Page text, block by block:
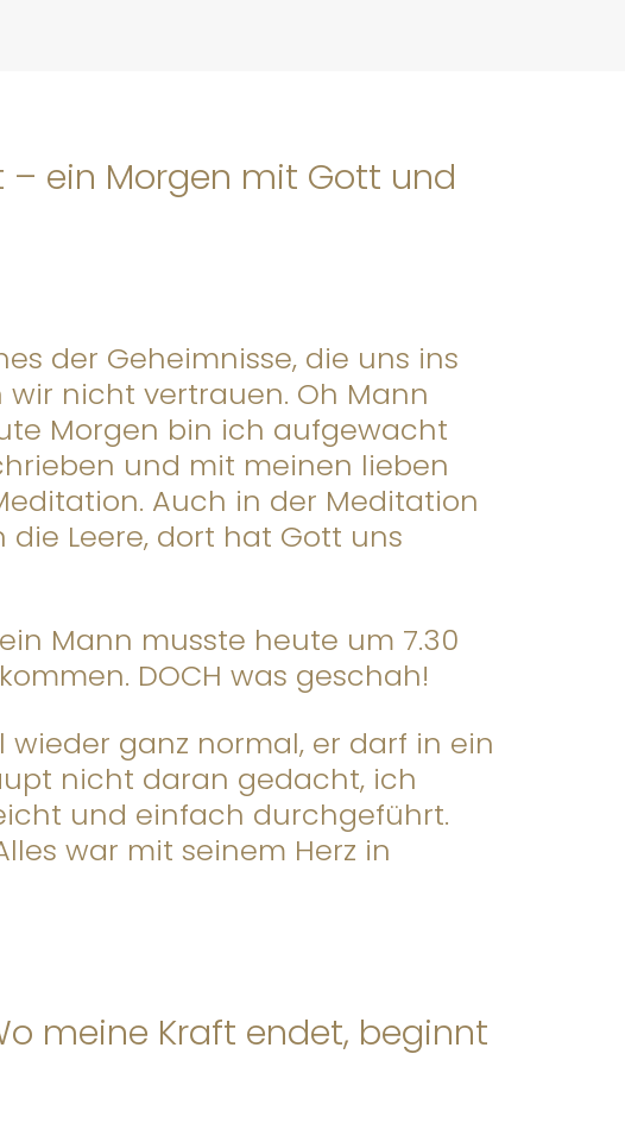
– ein Morgen mit Gott und
der Geheimnisse, die uns ins
nicht vertrauen. Oh Mann
Morgen bin ich aufgewacht
und mit meinen lieben
Auch in der Meditation
Leere, dort hat Gott uns
Mann musste heute um 7.30
DOCH was geschah!
ganz normal, er darf in ein
nicht daran gedacht, ich
und einfach durchgeführt.
war mit seinem Herz in
meine Kraft endet, beginnt